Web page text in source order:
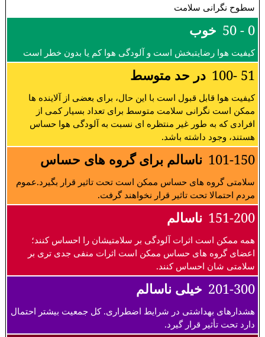
سطوح نگرانی سلامت
0 - 50 خوب
کیفیت هوا رضایتبخش است و آلودگی هوا کم یا بدون خطر است
51 -100 در حد متوسط
کیفیت هوا قابل قبول است با این حال، برای بعضی از آلاینده ها
ممکن است نگرانی سلامت متوسط برای تعداد بسیار کمی از
افرادی که به طور غیر منتظره ای نسبت به آلودگی هوا حساس
هستند، وجود داشته باشد.
101-150 ناسالم برای گروه های حساس
سلامتی گروه های حساس ممکن است تحت تاثیر قرار بگیرد.عموم
مردم احتمالا تحت تاثیر قرار نخواهند گرفت.
151-200 ناسالم
همه ممکن است اثرات آلودگی بر سلامتیشان را احساس کنند؛
اعضای گروه های حساس ممکن است اثرات منفی جدی تری بر
سلامتی شان احساس کنند.
201-300 خیلی ناسالم
هشدارهای بهداشتی در شرایط اضطراری. کل جمعیت بیشتر احتمال
دارد تحت تأثیر قرار گیرد.